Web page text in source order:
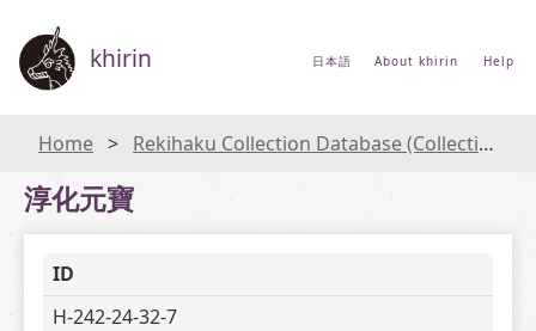
khirin 日本語 About khirin Help
Home Rekihaku Collection Database (Collections Database of the National Museum of Japanese History)
淳化元寶
ID
H-242-24-32-7